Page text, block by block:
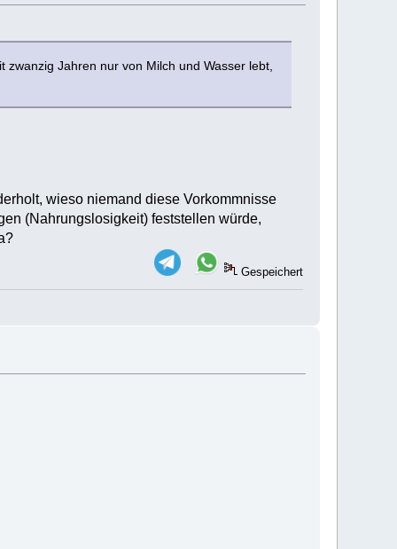
Jahren nur von Milch und Wasser lebt,
wieso niemand diese Vorkommnisse
(Nahrungslosigkeit) feststellen würde,
Gespeichert